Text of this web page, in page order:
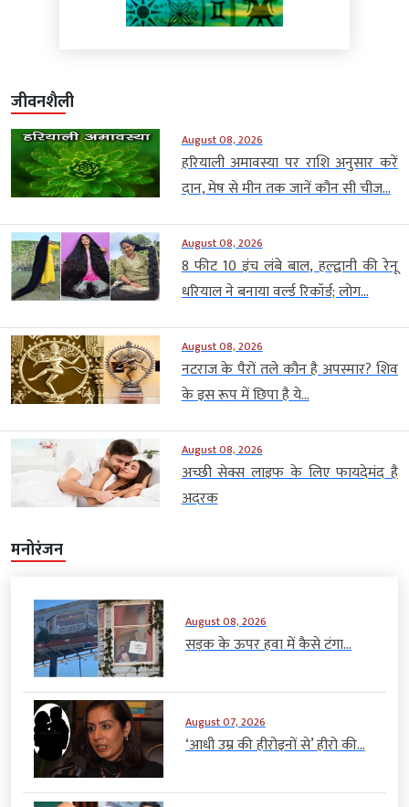
जीवनशैली
August 08, 2026
हरियाली अमावस्या पर राशि अनुसार करें
दान, मेष से मीन तक जानें कौन सी चीज...
August 08, 2026
8 फीट 10 इंच लंबे बाल, हल्द्वानी की रेनू
धरियाल ने बनाया वर्ल्ड रिकॉर्ड; लोग...
August 08, 2026
नटराज के पैरों तले कौन है अपस्मार? शिव
के इस रूप में छिपा है ये...
August 08, 2026
अच्छी सेक्स लाइफ के लिए फायदेमंद है
अदरक
मनोरंजन
August 08, 2026
सड़क के ऊपर हवा में कैसे टंगा...
August 07, 2026
‘आधी उम्र की हीरोइनों से’ हीरो की...